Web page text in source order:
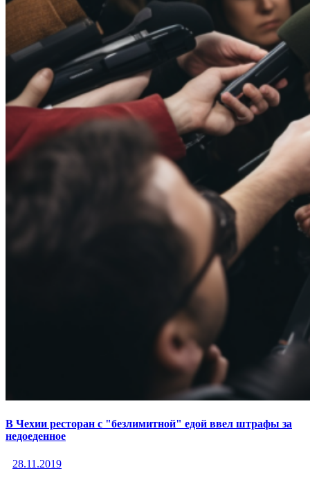
В Чехии ресторан с "безлимитной" едой ввел штрафы за
недоеденное
28.11.2019